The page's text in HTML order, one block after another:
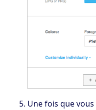
Une fois que